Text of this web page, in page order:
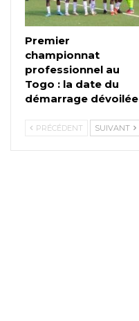
Premier
championnat
professionnel au
Togo : la date du
démarrage dévoilée
PRÉCÉDENT SUIVANT